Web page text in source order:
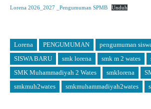
Lorena 2026_2027 _Pengumuman SPMB Unduh
Lorena PENGUMUMAN pengumuman
SISWA BARU
smk lorena smk m 2 wates
SMK Muhammadiyah 2 Wates
smklorena
smkmuh2wates
smkmuhammadiyah2wates